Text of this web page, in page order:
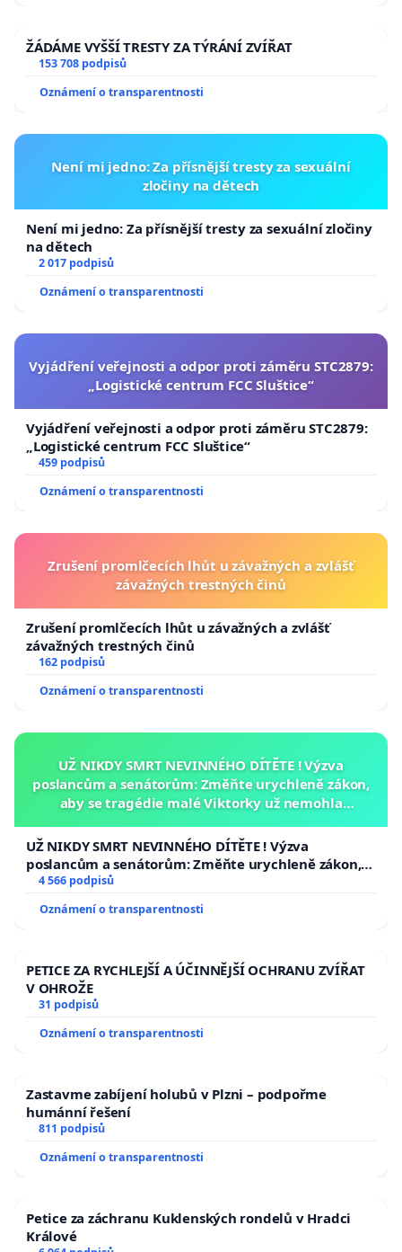
ŽÁDÁME VYŠŠÍ TRESTY ZA TÝRÁNÍ ZVÍŘAT
153 708 podpisů
Oznámení o transparentnosti
Není mi jedno: Za přísnější tresty za sexuální
zločiny na dětech
Není mi jedno: Za přísnější tresty za sexuální zločiny
na dětech
2 017 podpisů
Oznámení o transparentnosti
Vyjádření veřejnosti a odpor proti záměru STC2879:
„Logistické centrum FCC Sluštice“
Vyjádření veřejnosti a odpor proti záměru STC2879:
„Logistické centrum FCC Sluštice“
459 podpisů
Oznámení o transparentnosti
Zrušení promlčecích lhůt u závažných a zvlášť
závažných trestných činů
Zrušení promlčecích lhůt u závažných a zvlášť
závažných trestných činů
162 podpisů
Oznámení o transparentnosti
UŽ NIKDY SMRT NEVINNÉHO DÍTĚTE ! Výzva
poslancům a senátorům: Změňte urychleně zákon,
aby se tragédie malé Viktorky už nemohla
UŽ NIKDY SMRT NEVINNÉHO DÍTĚTE ! Výzva
poslancům a senátorům: Změňte urychleně zákon,
aby se tragédie malé Viktorky už nemohla opakovat!
4 566 podpisů
Oznámení o transparentnosti
PETICE ZA RYCHLEJŠÍ A ÚČINNĚJŠÍ OCHRANU ZVÍŘAT
V OHROŽE
31 podpisů
Oznámení o transparentnosti
Zastavme zabíjení holubů v Plzni – podpořme
humánní řešení
811 podpisů
Oznámení o transparentnosti
Petice za záchranu Kuklenských rondelů v Hradci
Králové